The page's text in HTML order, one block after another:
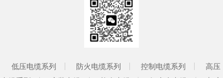
低压电缆系列 防火电缆系列 控制电缆系列
高压